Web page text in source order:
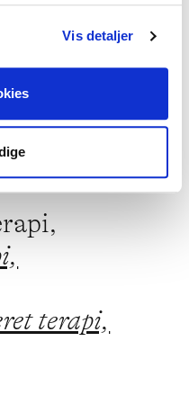
Vis detaljer
terapi,